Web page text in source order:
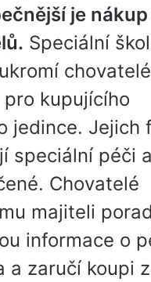
je
Speciální
chovatelé
kupujícího
jedince. Jejich
speciální péči
Chovatelé
majiteli
informace o
a zaručí koupi